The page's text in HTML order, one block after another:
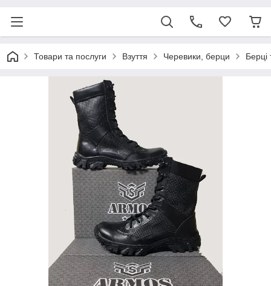
Товари та послуги Взуття Черевики, берци Берці